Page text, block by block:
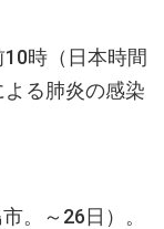
時（日本時間
る肺炎の感染
。～26日）。